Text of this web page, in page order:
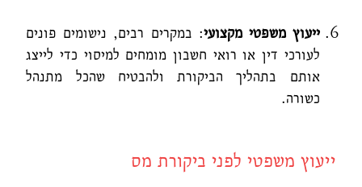
ייעוץ משפטי מקצועי: במקרים רבים, נישומים פונים
לעורכי דין או רואי חשבון מומחים למיסוי כדי לייצג
אותם בתהליך הביקורת ולהבטיח שהכל מתנהל
כשורה.
ייעוץ משפטי לפני ביקורת מס